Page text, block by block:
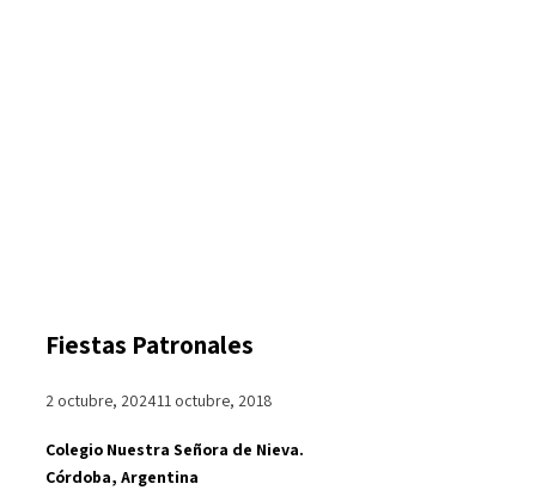
Fiestas Patronales
2 octubre, 202411 octubre, 2018
Colegio Nuestra Señora de Nieva.
Córdoba, Argentina